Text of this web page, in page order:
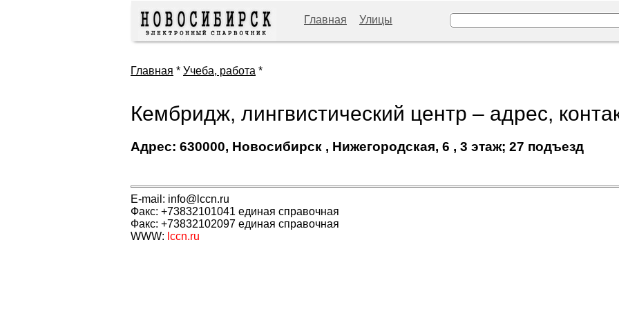
Главная Улицы
Главная * Учеба, работа *
Кембридж, лингвистический центр – адрес,
Адрес: 630000, Новосибирск , Нижегородская, 6 , 3 этаж; 27 подъезд
E-mail: info@lccn.ru
Факс: +73832101041 единая справочная
Факс: +73832102097 единая справочная
WWW: lccn.ru